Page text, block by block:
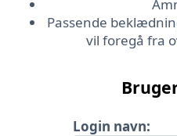
Passende
vil foregå fra
Login navn: